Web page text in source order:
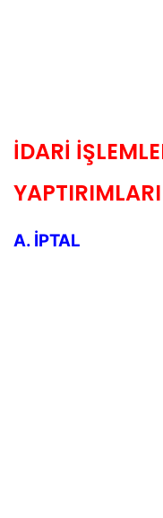
İDARİ
YAPTIRIMLARI
A. İPTAL